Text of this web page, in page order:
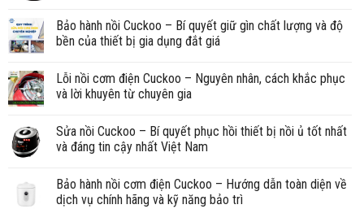
Bảo hành nồi Cuckoo – Bí quyết giữ gìn chất lượng và độ
bền của thiết bị gia dụng đắt giá
Lỗi nồi cơm điện Cuckoo – Nguyên nhân, cách khắc phục
và lời khuyên từ chuyên gia
Sửa nồi Cuckoo – Bí quyết phục hồi thiết bị nồi ủ tốt nhất
và đáng tin cậy nhất Việt Nam
Bảo hành nồi cơm điện Cuckoo – Hướng dẫn toàn diện về
dịch vụ chính hãng và kỹ năng bảo trì